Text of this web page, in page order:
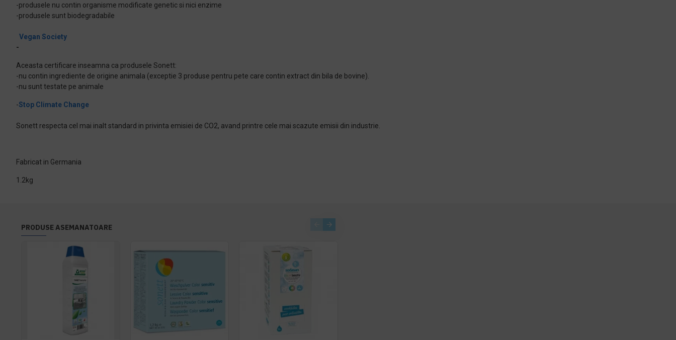
-produsele nu contin organisme modificate genetic si nici enzime
-produsele sunt biodegradabile
-
Vegan Society
Aceasta certificare inseamna ca produsele Sonett:
-nu contin ingrediente de origine animala (exceptie 3 produse pentru pete care contin extract din bila de bovine).
-nu sunt testate pe animale
-Stop Climate Change
Sonett respecta cel mai inalt standard in privinta emisiei de CO2, avand printre cele mai scazute emisii din industrie.
Fabricat in Germania
1.2kg
PRODUSE ASEMANATOARE